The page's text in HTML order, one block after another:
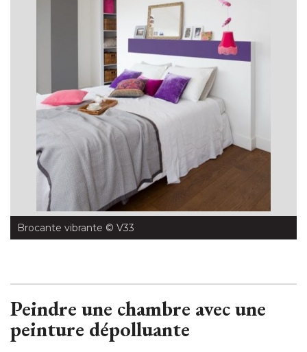
Brocante vibrante © V33
Peindre une chambre avec une
peinture dépolluante